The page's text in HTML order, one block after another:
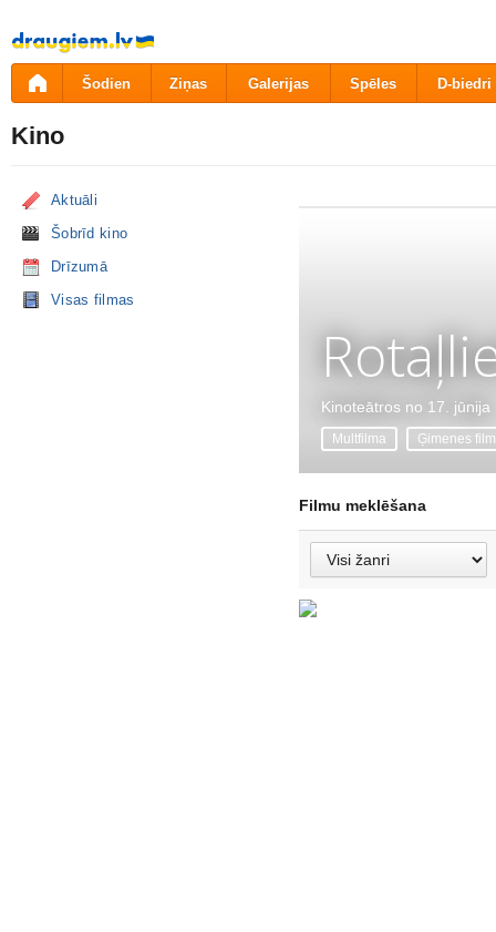
Pāriet
uz
saturu
Šodien Ziņas Galerijas Spēles D-biedri
Kino
Aktuāli
Šobrīd kino
Drīzumā
Visas filmas
Kinoteātros no 17. jūnija
Multfilma Ģimenes
Filmu meklēšana